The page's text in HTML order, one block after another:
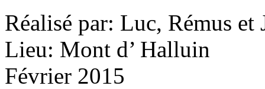
Réalisé par: Luc, Rémus et
Lieu: Mont d’ Halluin
Février 2015